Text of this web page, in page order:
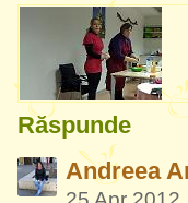
Răspunde
Andreea